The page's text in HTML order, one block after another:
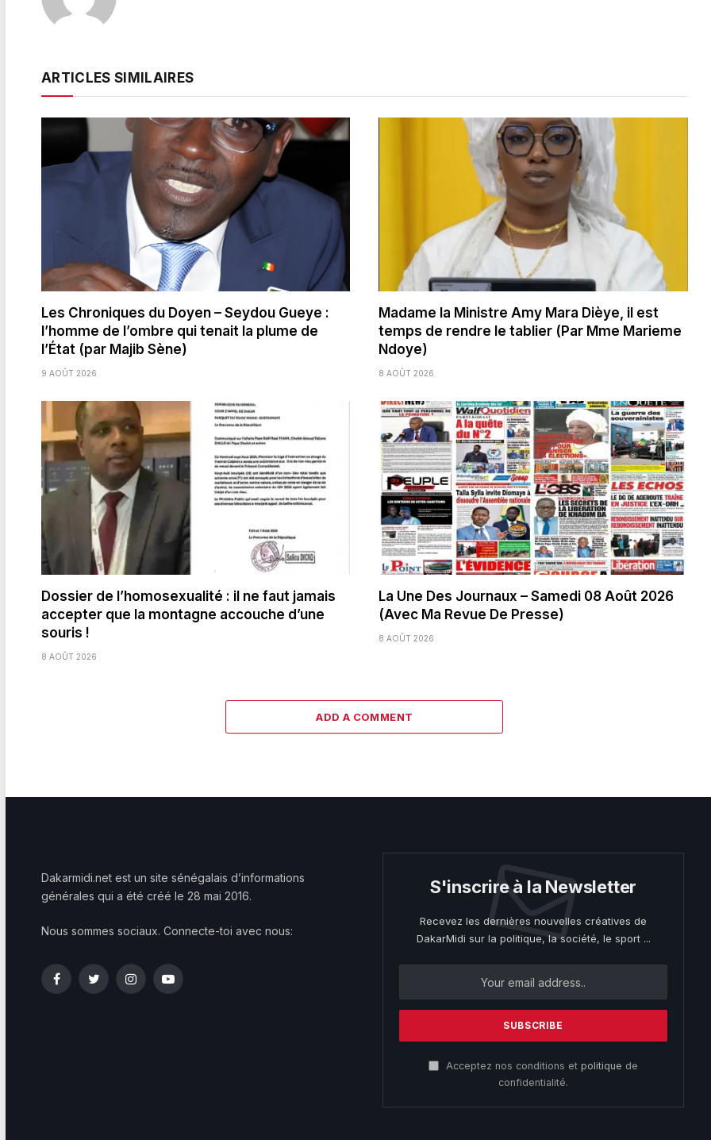
ARTICLES SIMILAIRES
Les Chroniques du Doyen – Seydou Gueye :
l’homme de l’ombre qui tenait la plume de
l’État (par Majib Sène)
9 AOÛT 2026
Madame la Ministre Amy Mara Dièye, il est
temps de rendre le tablier (Par Mme Marieme
Ndoye)
8 AOÛT 2026
Dossier de l’homosexualité : il ne faut jamais
accepter que la montagne accouche d’une
souris !
8 AOÛT 2026
La Une Des Journaux – Samedi 08 Août 2026
(Avec Ma Revue De Presse)
8 AOÛT 2026
ADD A COMMENT
Dakarmidi.net est un site sénégalais d’informations
générales qui a été créé le 28 mai 2016.
Nous sommes sociaux. Connecte-toi avec nous:
FacebookTwitterInstagramYouTube
S'inscrire à la Newsletter
Recevez les dernières nouvelles créatives de
DakarMidi sur la politique, la société, le sport ...
Acceptez nos conditions et politique de
confidentialité.